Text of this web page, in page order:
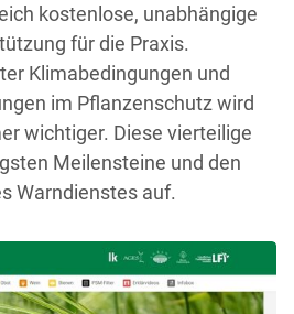
kostenlose, unabhängige
für die Praxis.
Klimabedingungen und
im Pflanzenschutz wird
wichtiger. Diese vierteilige
Meilensteine und den
Warndienstes auf.